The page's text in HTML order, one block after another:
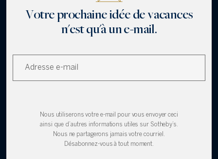
Votre prochaine idée de vacances
n'est qu'à un e-mail.
Nous utiliserons votre e-mail pour vous envoyer ceci
ainsi que d’autres informations utiles sur Sotheby’s.
Nous ne partagerons jamais votre courriel.
Désabonnez-vous à tout moment.